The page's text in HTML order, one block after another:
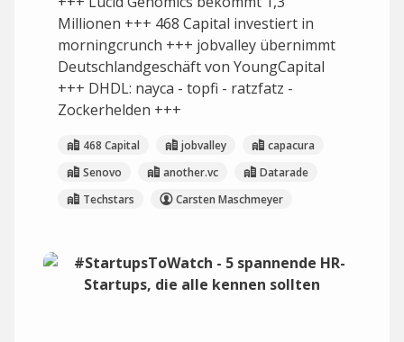
Millionen +++ 468 Capital investiert in
morningcrunch +++ jobvalley übernimmt
Deutschlandgeschäft von YoungCapital
+++ DHDL: nayca - topfi - ratzfatz -
Zockerhelden +++
468 Capital jobvalley
capacura
Senovo
another.vc
Datarade
Techstars
Carsten Maschmeyer